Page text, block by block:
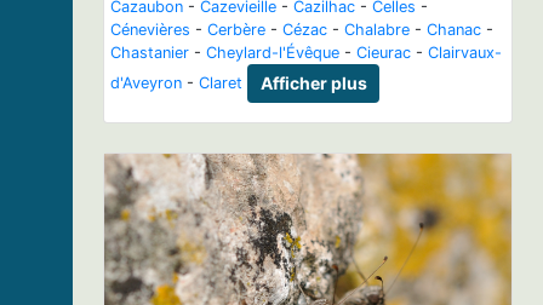
Cazaubon - Cazevieille - Cazilhac - Celles -
Cénevières - Cerbère - Cézac - Chalabre - Chanac -
Chastanier - Cheylard-l'Évêque - Cieurac - Clairvaux-
d'Aveyron - Claret Afficher plus